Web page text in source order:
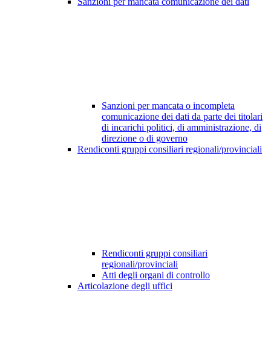
Sanzioni per mancata o incompleta
comunicazione dei dati da parte dei titolari
di incarichi politici, di amministrazione, di
direzione o di governo
Rendiconti gruppi consiliari regionali/provinciali
Rendiconti gruppi consiliari
regionali/provinciali
Atti degli organi di controllo
Articolazione degli uffici